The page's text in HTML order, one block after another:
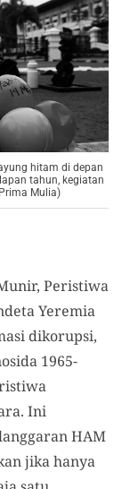
hitam di depan
tahun, kegiatan
Mulia)
Peristiwa
Yeremia
dikorupsi,
1965-
Ini
HAM
jika hanya